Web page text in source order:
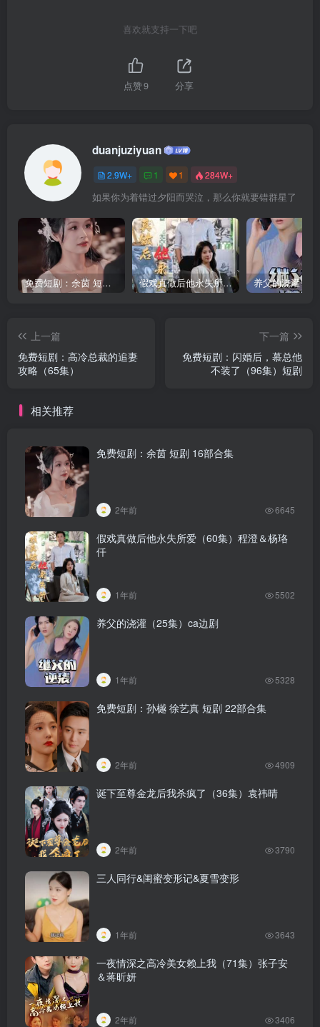
喜欢就支持一下吧
点赞9 分享
duanjuziyuan
2.9W+ 1 1 284W+
如果你为着错过夕阳而哭泣，那么你就要错群星了
免费短剧：余茵 短剧 16部合集 假戏真做后他永失所爱（60集）程澄＆杨珞仟
上一篇
免费短剧：高冷总裁的追妻
攻略（65集）
下一篇
免费短剧：闪婚后，慕总他
不装了（96集）短剧
相关推荐
免费短剧：余茵 短剧 16部合集
2年前 6645
假戏真做后他永失所爱（60集）程澄＆杨珞
仟
1年前 5502
养父的浇灌（25集）ca边剧
1年前 5328
免费短剧：孙樾 徐艺真 短剧 22部合集
2年前 4909
诞下至尊金龙后我杀疯了（36集）袁祎晴
2年前 3790
三人同行&闺蜜变形记&夏雪变形
1年前 3643
一夜情深之高冷美女赖上我（71集）张子安
＆蒋昕妍
2年前 3406